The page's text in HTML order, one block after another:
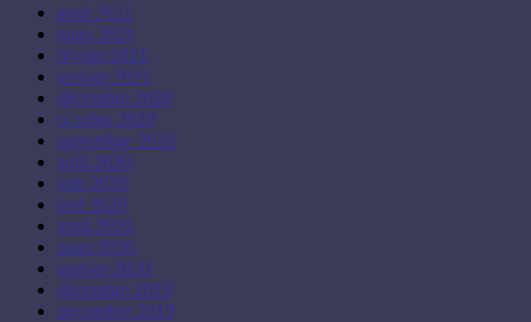
avril 2021
mars 2021
février 2021
janvier 2021
décembre 2020
octobre 2020
septembre 2020
août 2020
juin 2020
mai 2020
avril 2020
mars 2020
janvier 2020
décembre 2019
novembre 2019